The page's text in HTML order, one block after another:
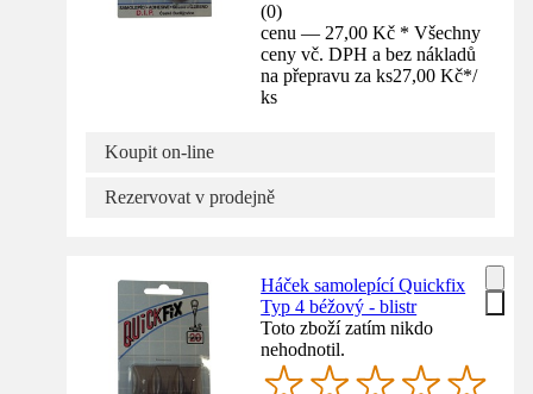
(0)
cenu — 27,00 Kč * Všechny
ceny vč. DPH a bez nákladů
na přepravu za ks27,00 Kč*/
ks
Koupit on-line
Rezervovat v prodejně
Háček samolepící Quickfix
Typ 4 béžový - blistr
Toto zboží zatím nikdo
nehodnotil.